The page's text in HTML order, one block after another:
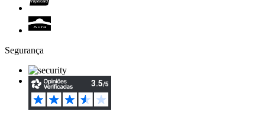
Segurança